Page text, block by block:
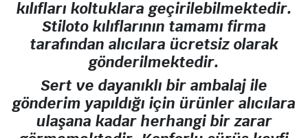
kılıfları koltuklara geçirilebilmektedir.
Stiloto kılıflarının tamamı firma
tarafından alıcılara ücretsiz olarak
gönderilmektedir.
Sert ve dayanıklı bir ambalaj ile
gönderim yapıldığı için ürünler alıcılara
ulaşana kadar herhangi bir zarar